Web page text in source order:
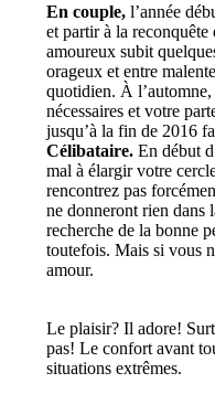
En couple, l’année
et partir à la
amoureux subit
orageux et entre
quotidien. À l’automne,
nécessaires et votre
jusqu’à la fin de 2016
Célibataire. En début
mal à élargir votre
rencontrez pas
ne donneront rien dans
recherche de la bonne
toutefois. Mais si vous
amour.
Le plaisir? Il adore!
pas! Le confort avant
situations extrêmes.